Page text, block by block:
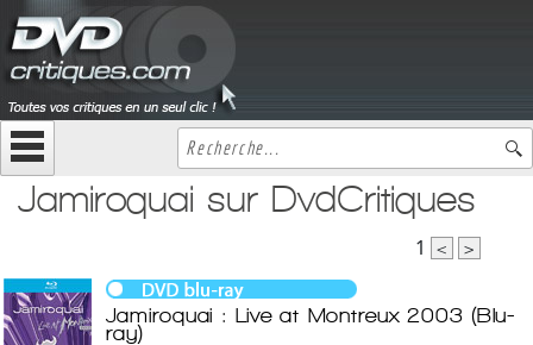
Jamiroquai sur DvdCritiques
1 < >
Jamiroquai : Live at Montreux 2003 (Blu-
ray)